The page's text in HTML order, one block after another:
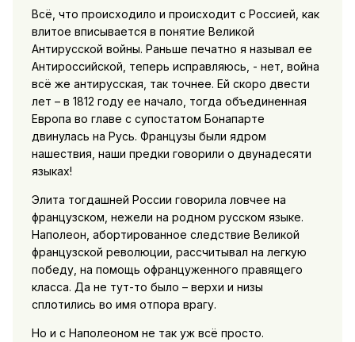
Всё, что происходило и происходит с Россией, как
влитое вписывается в понятие Великой
Антирусской войны. Раньше печатно я называл ее
Антироссийской, теперь исправляюсь, - нет, война
всё же антирусская, так точнее. Ей скоро двести
лет – в 1812 году ее начало, тогда объединенная
Европа во главе с супостатом Бонапарте
двинулась на Русь. Французы были ядром
нашествия, наши предки говорили о двунадесяти
языках!
Элита тогдашней России говорила ловчее на
французском, нежели на родном русском языке.
Наполеон, абортированное следствие Великой
французской революции, рассчитывал на легкую
победу, на помощь офранцуженного правящего
класса. Да не тут-то было – верхи и низы
сплотились во имя отпора врагу.
Но и с Наполеоном не так уж всё просто.